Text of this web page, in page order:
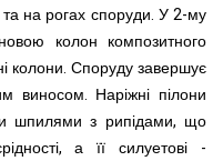
та на рогах споруди. У 2-му
колон композитного
колони. Споруду завершує
виносом. Наріжні пілони
шпилями з рипідами, що
а її силуетові -